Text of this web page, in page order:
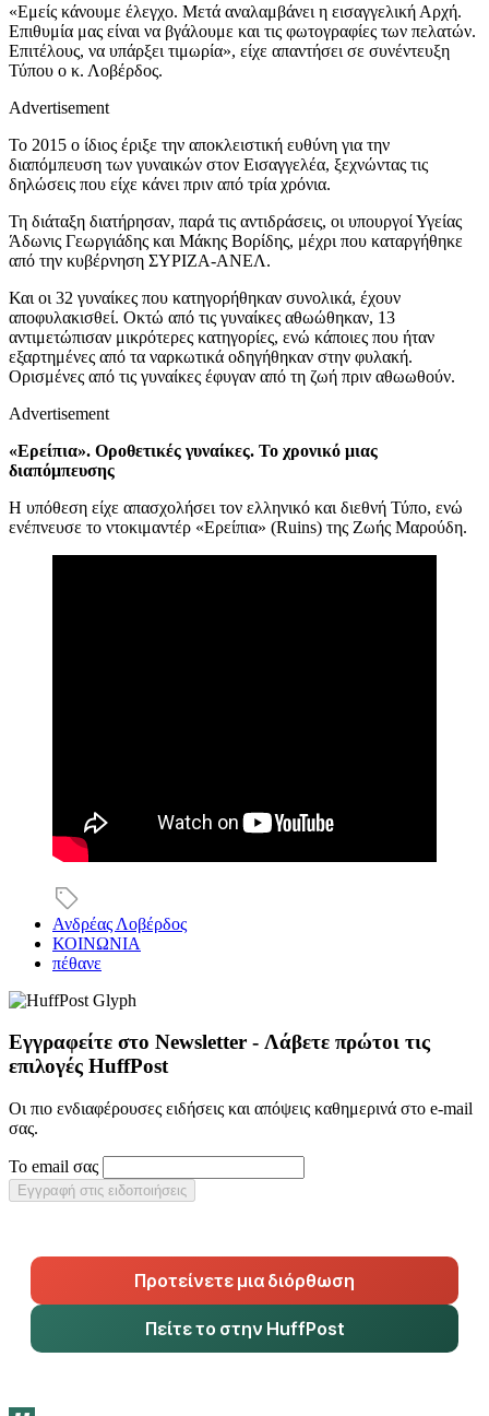
«Εμείς κάνουμε έλεγχο. Μετά αναλαμβάνει η εισαγγελική Αρχή.
Επιθυμία μας είναι να βγάλουμε και τις φωτογραφίες των πελατών.
Επιτέλους, να υπάρξει τιμωρία», είχε απαντήσει σε συνέντευξη
Τύπου ο κ. Λοβέρδος.
Advertisement
Το 2015 ο ίδιος έριξε την αποκλειστική ευθύνη για την
διαπόμπευση των γυναικών στον Εισαγγελέα, ξεχνώντας τις
δηλώσεις που είχε κάνει πριν από τρία χρόνια.
Τη διάταξη διατήρησαν, παρά τις αντιδράσεις, οι υπουργοί Υγείας
Άδωνις Γεωργιάδης και Μάκης Βορίδης, μέχρι που καταργήθηκε
από την κυβέρνηση ΣΥΡΙΖΑ-ΑΝΕΛ.
Και οι 32 γυναίκες που κατηγορήθηκαν συνολικά, έχουν
αποφυλακισθεί. Οκτώ από τις γυναίκες αθωώθηκαν, 13
αντιμετώπισαν μικρότερες κατηγορίες, ενώ κάποιες που ήταν
εξαρτημένες από τα ναρκωτικά οδηγήθηκαν στην φυλακή.
Ορισμένες από τις γυναίκες έφυγαν από τη ζωή πριν αθωωθούν.
Advertisement
«Ερείπια». Οροθετικές γυναίκες. Το χρονικό μιας
διαπόμπευσης
Η υπόθεση είχε απασχολήσει τον ελληνικό και διεθνή Τύπο, ενώ
ενέπνευσε το ντοκιμαντέρ «Ερείπια» (Ruins) της Ζωής Μαρούδη.
Ανδρέας Λοβέρδος
ΚΟΙΝΩΝΙΑ
πέθανε
Εγγραφείτε στο Newsletter - Λάβετε πρώτοι τις
επιλογές HuffPost
Οι πιο ενδιαφέρουσες ειδήσεις και απόψεις καθημερινά στο e-mail
σας.
Το email σας
Εγγραφή στις ειδοποιήσεις
Προτείνετε μια διόρθωση
Πείτε το στην HuffPost